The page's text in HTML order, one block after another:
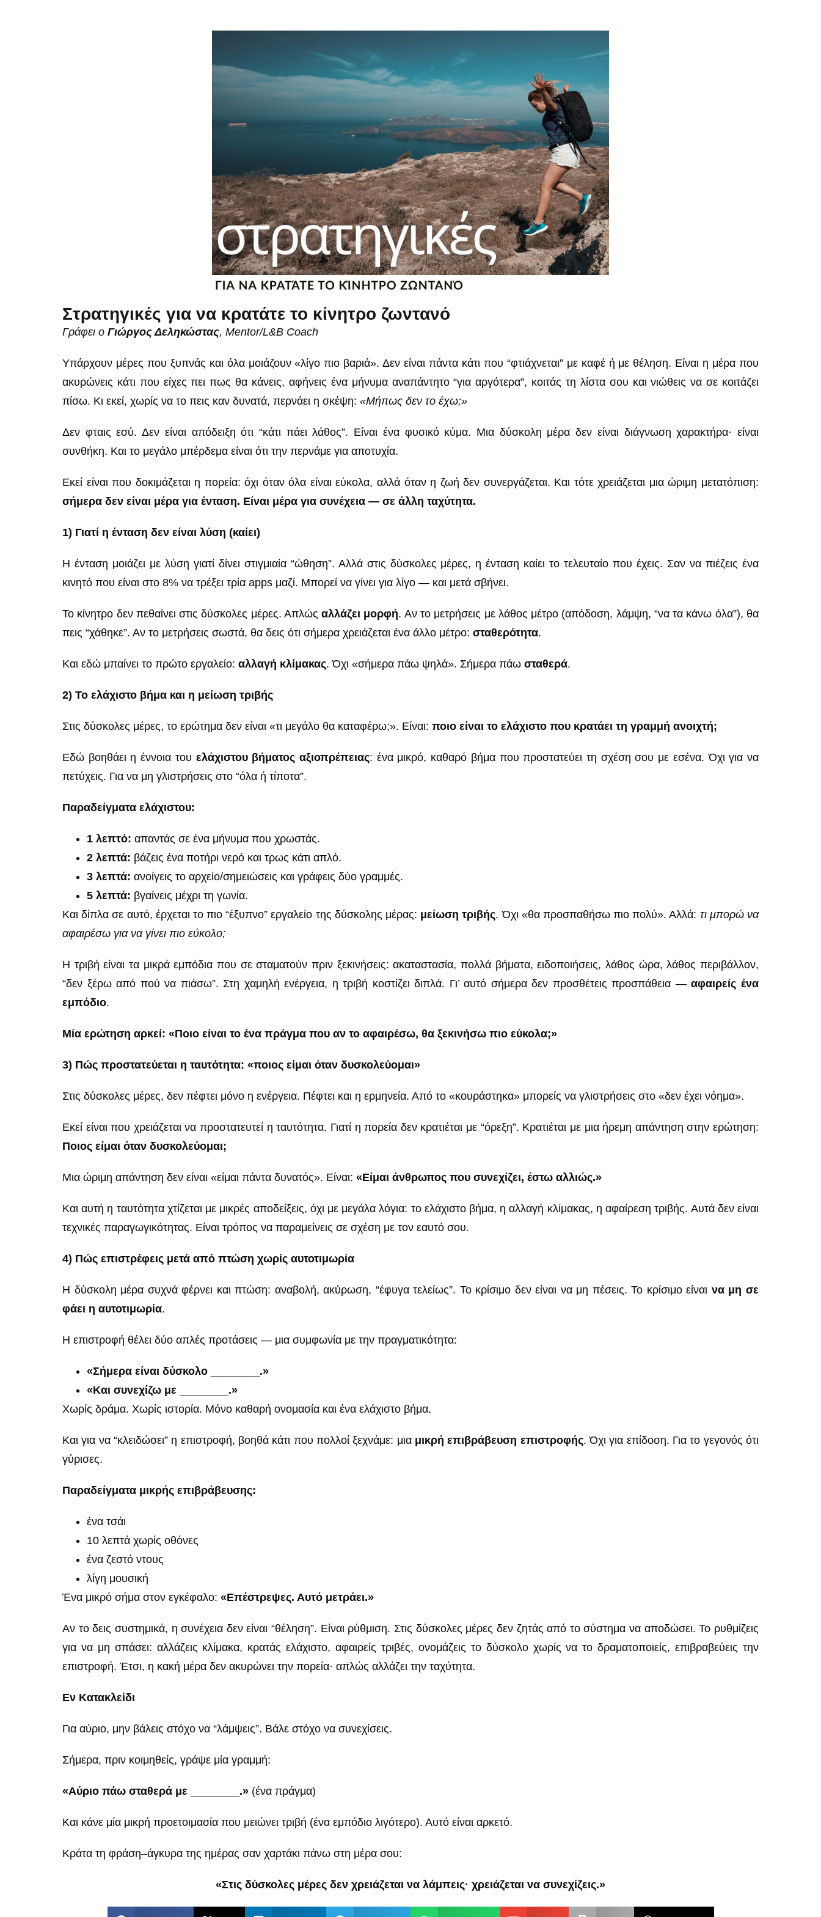
Στρατηγικές για να κρατάτε το κίνητρο ζωντανό
Γράφει ο Γιώργος Δεληκώστας, Mentor/L&B Coach
Υπάρχουν μέρες που ξυπνάς και όλα μοιάζουν «λίγο πιο βαριά». Δεν είναι πάντα κάτι που “φτιάχνεται” με καφέ ή με θέληση. Είναι η μέρα που
ακυρώνεις κάτι που είχες πει πως θα κάνεις, αφήνεις ένα μήνυμα αναπάντητο “για αργότερα”, κοιτάς τη λίστα σου και νιώθεις να σε κοιτάζει
πίσω. Κι εκεί, χωρίς να το πεις καν δυνατά, περνάει η σκέψη: «Μήπως δεν το έχω;»
Δεν φταις εσύ. Δεν είναι απόδειξη ότι “κάτι πάει λάθος”. Είναι ένα φυσικό κύμα. Μια δύσκολη μέρα δεν είναι διάγνωση χαρακτήρα· είναι
συνθήκη. Και το μεγάλο μπέρδεμα είναι ότι την περνάμε για αποτυχία.
Εκεί είναι που δοκιμάζεται η πορεία: όχι όταν όλα είναι εύκολα, αλλά όταν η ζωή δεν συνεργάζεται. Και τότε χρειάζεται μια ώριμη μετατόπιση:
σήμερα δεν είναι μέρα για ένταση. Είναι μέρα για συνέχεια — σε άλλη ταχύτητα.
1) Γιατί η ένταση δεν είναι λύση (καίει)
Η ένταση μοιάζει με λύση γιατί δίνει στιγμιαία “ώθηση”. Αλλά στις δύσκολες μέρες, η ένταση καίει το τελευταίο που έχεις. Σαν να πιέζεις ένα
κινητό που είναι στο 8% να τρέξει τρία apps μαζί. Μπορεί να γίνει για λίγο — και μετά σβήνει.
Το κίνητρο δεν πεθαίνει στις δύσκολες μέρες. Απλώςαλλάζει μορφή. Αν το μετρήσεις με λάθος μέτρο (απόδοση, λάμψη, “να τα κάνω όλα”), θα
πεις “χάθηκε”. Αν το μετρήσεις σωστά, θα δεις ότι σήμερα χρειάζεται ένα άλλο μέτρο: σταθερότητα.
Και εδώ μπαίνει το πρώτο εργαλείο: αλλαγή κλίμακας. Όχι «σήμερα πάω ψηλά». Σήμερα πάω σταθερά.
2) Το ελάχιστο βήμα και η μείωση τριβής
Στις δύσκολες μέρες, το ερώτημα δεν είναι «τι μεγάλο θα καταφέρω;». Είναι: ποιο είναι το ελάχιστο που κρατάει τη γραμμή ανοιχτή;
Εδώ βοηθάει η έννοια του ελάχιστου βήματος αξιοπρέπειας: ένα μικρό, καθαρό βήμα που προστατεύει τη σχέση σου με εσένα. Όχι για να
πετύχεις. Για να μη γλιστρήσεις στο “όλα ή τίποτα”.
Παραδείγματα ελάχιστου:
1 λεπτό: απαντάς σε ένα μήνυμα που χρωστάς.
2 λεπτά: βάζεις ένα ποτήρι νερό και τρως κάτι απλό.
3 λεπτά: ανοίγεις το αρχείο/σημειώσεις και γράφεις δύο γραμμές.
5 λεπτά: βγαίνεις μέχρι τη γωνία.
Και δίπλα σε αυτό, έρχεται το πιο “έξυπνο” εργαλείο της δύσκολης μέρας: μείωση τριβής. Όχι «θα προσπαθήσω πιο πολύ». Αλλά: τι μπορώ να
αφαιρέσω για να γίνει πιο εύκολο;
Η τριβή είναι τα μικρά εμπόδια που σε σταματούν πριν ξεκινήσεις: ακαταστασία, πολλά βήματα, ειδοποιήσεις, λάθος ώρα, λάθος περιβάλλον,
“δεν ξέρω από πού να πιάσω”. Στη χαμηλή ενέργεια, η τριβή κοστίζει διπλά. Γι’ αυτό σήμερα δεν προσθέτεις προσπάθεια —αφαιρείς ένα
εμπόδιο.
Μία ερώτηση αρκεί: «Ποιο είναι το ένα πράγμα που αν το αφαιρέσω, θα ξεκινήσω πιο εύκολα;»
3) Πώς προστατεύεται η ταυτότητα: «ποιος είμαι όταν δυσκολεύομαι»
Στις δύσκολες μέρες, δεν πέφτει μόνο η ενέργεια. Πέφτει και η ερμηνεία. Από το «κουράστηκα» μπορείς να γλιστρήσεις στο «δεν έχει νόημα».
Εκεί είναι που χρειάζεται να προστατευτεί η ταυτότητα. Γιατί η πορεία δεν κρατιέται με “όρεξη”. Κρατιέται με μια ήρεμη απάντηση στην ερώτηση:
Ποιος είμαι όταν δυσκολεύομαι;
Μια ώριμη απάντηση δεν είναι «είμαι πάντα δυνατός». Είναι: «Είμαι άνθρωπος που συνεχίζει, έστω αλλιώς.»
Και αυτή η ταυτότητα χτίζεται με μικρές αποδείξεις, όχι με μεγάλα λόγια: το ελάχιστο βήμα, η αλλαγή κλίμακας, η αφαίρεση τριβής. Αυτά δεν είναι
τεχνικές παραγωγικότητας. Είναι τρόπος να παραμείνεις σε σχέση με τον εαυτό σου.
4) Πώς επιστρέφεις μετά από πτώση χωρίς αυτοτιμωρία
Η δύσκολη μέρα συχνά φέρνει και πτώση: αναβολή, ακύρωση, “έφυγα τελείως”. Το κρίσιμο δεν είναι να μη πέσεις. Το κρίσιμο είναι να μη σε
φάει η αυτοτιμωρία.
Η επιστροφή θέλει δύο απλές προτάσεις — μια συμφωνία με την πραγματικότητα:
«Σήμερα είναι δύσκολο ________.»
«Και συνεχίζω με ________.»
Χωρίς δράμα. Χωρίς ιστορία. Μόνο καθαρή ονομασία και ένα ελάχιστο βήμα.
Και για να “κλειδώσει” η επιστροφή, βοηθά κάτι που πολλοί ξεχνάμε: μια μικρή επιβράβευση επιστροφής. Όχι για επίδοση. Για το γεγονός ότι
γύρισες.
Παραδείγματα μικρής επιβράβευσης:
ένα τσάι
10 λεπτά χωρίς οθόνες
ένα ζεστό ντους
λίγη μουσική
Ένα μικρό σήμα στον εγκέφαλο: «Επέστρεψες. Αυτό μετράει.»
Αν το δεις συστημικά, η συνέχεια δεν είναι “θέληση”. Είναι ρύθμιση. Στις δύσκολες μέρες δεν ζητάς από το σύστημα να αποδώσει. Το ρυθμίζεις
για να μη σπάσει: αλλάζεις κλίμακα, κρατάς ελάχιστο, αφαιρείς τριβές, ονομάζεις το δύσκολο χωρίς να το δραματοποιείς, επιβραβεύεις την
επιστροφή. Έτσι, η κακή μέρα δεν ακυρώνει την πορεία· απλώς αλλάζει την ταχύτητα.
Εν Κατακλείδι
Για αύριο, μην βάλεις στόχο να “λάμψεις”. Βάλε στόχο να συνεχίσεις.
Σήμερα, πριν κοιμηθείς, γράψε μία γραμμή:
«Αύριο πάω σταθερά με ________.» (ένα πράγμα)
Και κάνε μία μικρή προετοιμασία που μειώνει τριβή (ένα εμπόδιο λιγότερο). Αυτό είναι αρκετό.
Κράτα τη φράση–άγκυρα της ημέρας σαν χαρτάκι πάνω στη μέρα σου:
«Στις δύσκολες μέρες δεν χρειάζεται να λάμπεις· χρειάζεται να συνεχίζεις.»